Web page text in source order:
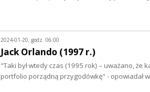
2024-01-20, godz. 06:00
Jack Orlando (1997 r.)
"Taki był wtedy czas (1995 rok) – uważano,
portfolio porządną przygodówkę" - opowiadał